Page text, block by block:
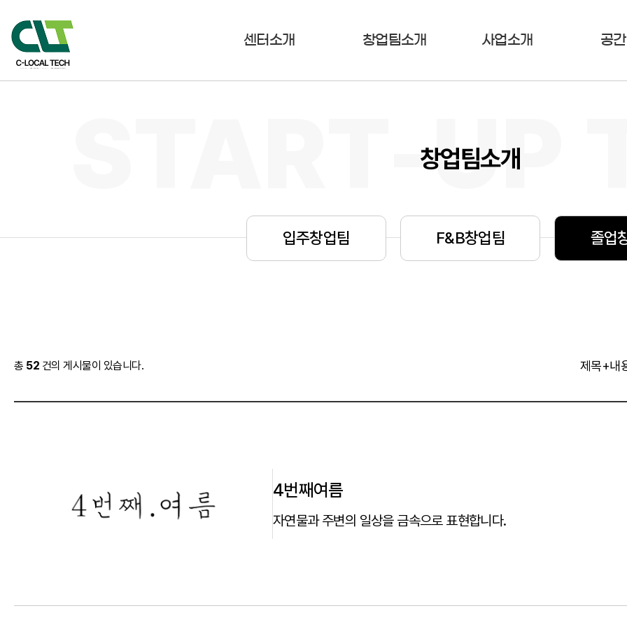
센터소개 창업팀소개 사업소개 공
창업팀소개
입주창업팀 F&B창업팀 졸업
총 52 건의 게시물이 있습니다. 제목+내
4번째여름
자연물과 주변의 일상을 금속으로 표현합니다.